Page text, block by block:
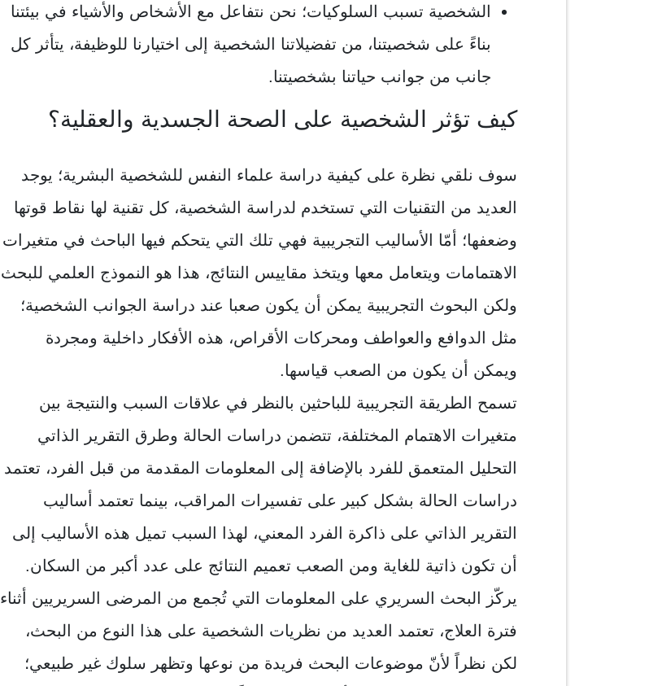
الشخصية تسبب السلوكيات؛ نحن نتفاعل مع الأشخاص والأشياء في بيئتنا
بناءً على شخصيتنا، من تفضيلاتنا الشخصية إلى اختيارنا للوظيفة، يتأثر كل
جانب من جوانب حياتنا بشخصيتنا.
كيف تؤثر الشخصية على الصحة الجسدية والعقلية؟
سوف نلقي نظرة على كيفية دراسة علماء النفس للشخصية البشرية؛ يوجد
العديد من التقنيات التي تستخدم لدراسة الشخصية، كل تقنية لها نقاط قوتها
وضعفها؛ أمّا الأساليب التجريبية فهي تلك التي يتحكم فيها الباحث في متغيرات
الاهتمامات ويتعامل معها ويتخذ مقاييس النتائج، هذا هو النموذج العلمي للبحث
ولكن البحوث التجريبية يمكن أن يكون صعبا عند دراسة الجوانب الشخصية؛
مثل الدوافع والعواطف ومحركات الأقراص، هذه الأفكار داخلية ومجردة
ويمكن أن يكون من الصعب قياسها.
تسمح الطريقة التجريبية للباحثين بالنظر في علاقات السبب والنتيجة بين
متغيرات الاهتمام المختلفة، تتضمن دراسات الحالة وطرق التقرير الذاتي
التحليل المتعمق للفرد بالإضافة إلى المعلومات المقدمة من قبل الفرد، تعتمد
دراسات الحالة بشكل كبير على تفسيرات المراقب، بينما تعتمد أساليب
التقرير الذاتي على ذاكرة الفرد المعني، لهذا السبب تميل هذه الأساليب إلى
أن تكون ذاتية للغاية ومن الصعب تعميم النتائج على عدد أكبر من السكان.
يركّز البحث السريري على المعلومات التي تُجمع من المرضى السريريين أثناء
فترة العلاج، تعتمد العديد من نظريات الشخصية على هذا النوع من البحث،
لكن نظراً لأنّ موضوعات البحث فريدة من نوعها وتظهر سلوك غير طبيعي؛